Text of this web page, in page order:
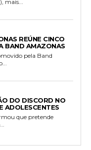
mais...
REÚNE CINCO
BAND AMAZONAS
pela Band
DO DISCORD NO
ADOLESCENTES
que pretende